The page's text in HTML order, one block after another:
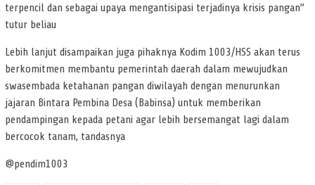
terpencil dan sebagai upaya mengantisipasi terjadinya krisis pangan”
tutur beliau
Lebih lanjut disampaikan juga pihaknya Kodim 1003/HSS akan terus
berkomitmen membantu pemerintah daerah dalam mewujudkan
swasembada ketahanan pangan diwilayah dengan menurunkan
jajaran Bintara Pembina Desa (Babinsa) untuk memberikan
pendampingan kepada petani agar lebih bersemangat lagi dalam
bercocok tanam, tandasnya
@pendim1003